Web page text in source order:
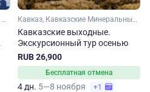
Кавказские Минеральные Воды, Ставропольский край, Карачаево-Черкесия, Кабардино-Балкария, Эльбрус, Кавказ Кавказ, Кавказские Минеральные Воды, Домбай, Кабардино-Балкария, Эльбрус, Карачаево-Черкесия
Кавказские выходные.
Экскурсионный тур осенью
RUB 26,900
Бесплатная отмена
4 дн. 5—8 ноября +1